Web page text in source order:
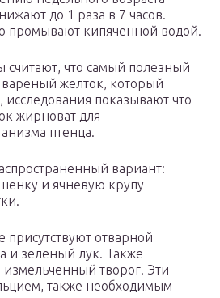
до 1 раза в 7 часов.
промывают кипяченной водой.
что самый полезный
вареный желток, который
показывают что
жирноват для
птенца.
вариант:
и ячневую крупу
отварной
и зеленый лук. Также
творог. Эти
также необходимым